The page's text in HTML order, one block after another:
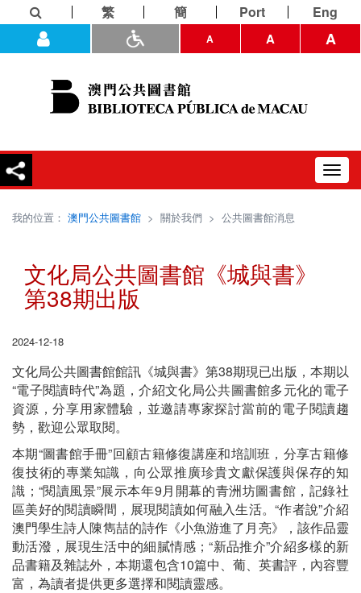
繁 簡 Port Eng
A A A
我的位置： 澳門公共圖書館 > 關於我們 > 公共圖書館消息
文化局公共圖書館《城與書》
第38期出版
2024-12-18
文化局公共圖書館館訊《城與書》第38期現已出版，本期以
“電子閱讀時代”為題，介紹文化局公共圖書館多元化的電子
資源，分享用家體驗，並邀請專家探討當前的電子閱讀趨
勢，歡迎公眾取閱。
本期“圖書館手冊”回顧古籍修復講座和培訓班，分享古籍修
復技術的專業知識，向公眾推廣珍貴文獻保護與保存的知
識；“閱讀風景”展示本年9月開幕的青洲坊圖書館，記錄社
區美好的閱讀瞬間，展現閱讀如何融入生活。“作者說”介紹
澳門學生詩人陳雋喆的詩作《小魚游進了月亮》，該作品靈
動活潑，展現生活中的細膩情感；“新品推介”介紹多樣的新
品書籍及雜誌外，本期還包含10篇中、葡、英書評，內容豐
富，為讀者提供更多選擇和閱讀靈感。